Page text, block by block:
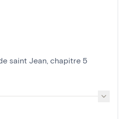
saint Jean, chapitre 5